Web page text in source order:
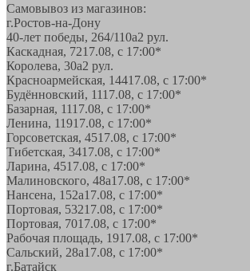
Самовывоз из магазинов:
г.Ростов-на-Дону
40-лет победы, 264/110а2 рул.
Каскадная, 7217.08, с 17:00*
Королева, 30а2 рул.
Красноармейская, 14417.08, с 17:00*
Будённовский, 1117.08, с 17:00*
Базарная, 1117.08, с 17:00*
Ленина, 11917.08, с 17:00*
Горсоветская, 4517.08, с 17:00*
Тибетская, 3417.08, с 17:00*
Ларина, 4517.08, с 17:00*
Малиновского, 48а17.08, с 17:00*
Нансена, 152а17.08, с 17:00*
Портовая, 53217.08, с 17:00*
Портовая, 7017.08, с 17:00*
Рабочая площадь, 1917.08, с 17:00*
Сальский, 28a17.08, с 17:00*
г.Батайск